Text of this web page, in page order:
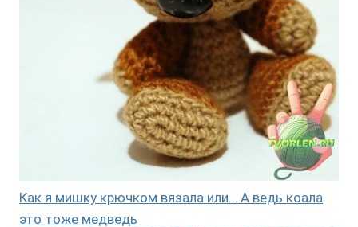
Как я мишку крючком вязала или… А ведь коала
это тоже медведь